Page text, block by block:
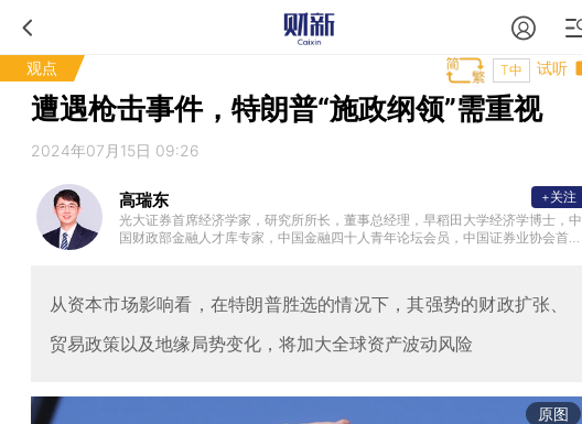
观点 试听
T中
遭遇枪击事件，特朗普“施政纲领”需重视
2024年07月15日 09:26
高瑞东
光大证券首席经济学家，研究所所长，董事总经理，早稻田大学经济学博士，中
国财政部金融人才库专家，中国金融四十人青年论坛会员，中国证券业协会首席
济工作建言献策。
+关注
从资本市场影响看，在特朗普胜选的情况下，其强势的财政扩张、
贸易政策以及地缘局势变化，将加大全球资产波动风险
原图